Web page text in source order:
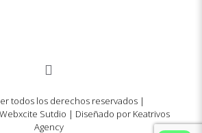
todos los derechos reservados |
Sutdio | Diseñado por Keatrivos
Agency